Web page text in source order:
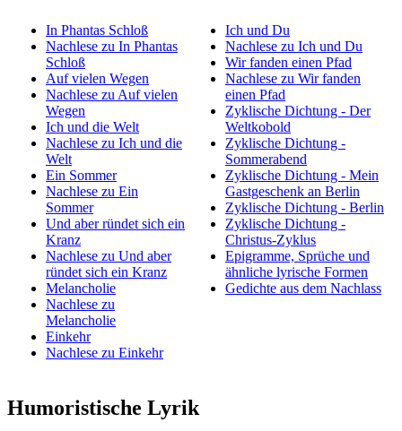
In Phantas Schloß
Nachlese zu In Phantas
Schloß
Auf vielen Wegen
Nachlese zu Auf vielen
Wegen
Ich und die Welt
Nachlese zu Ich und die
Welt
Ein Sommer
Nachlese zu Ein
Sommer
Und aber ründet sich ein
Kranz
Nachlese zu Und aber
ründet sich ein Kranz
Melancholie
Nachlese zu
Melancholie
Einkehr
Nachlese zu Einkehr
Ich und Du
Nachlese zu Ich und Du
Wir fanden einen Pfad
Nachlese zu Wir fanden
einen Pfad
Zyklische Dichtung - Der
Weltkobold
Zyklische Dichtung -
Sommerabend
Zyklische Dichtung - Mein
Gastgeschenk an Berlin
Zyklische Dichtung - Berlin
Zyklische Dichtung -
Christus-Zyklus
Epigramme, Sprüche und
ähnliche lyrische Formen
Gedichte aus dem Nachlass
Humoristische Lyrik